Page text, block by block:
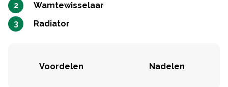
Wamtewisselaar
Radiator
Voordelen Nadelen